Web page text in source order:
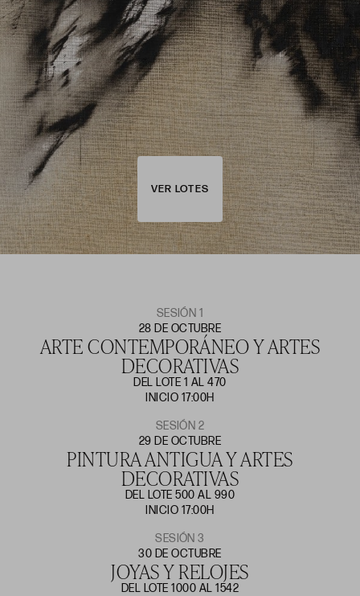
VER LOTES
SESIÓN 1
28 DE OCTUBRE
ARTE CONTEMPORÁNEO Y ARTES
DECORATIVAS
DEL LOTE 1 AL 470
INICIO 17:00H
SESIÓN 2
29 DE OCTUBRE
PINTURA ANTIGUA Y ARTES
DECORATIVAS
DEL LOTE 500 AL 990
INICIO 17:00H
SESIÓN 3
30 DE OCTUBRE
JOYAS Y RELOJES
DEL LOTE 1000 AL 1542